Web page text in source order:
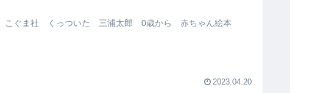
ぐま社 くっついた 三浦太郎 0歳から 赤ちゃん絵本
2023.04.20